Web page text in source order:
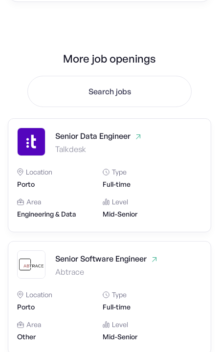
More job openings
Search jobs
Senior Data Engineer
Talkdesk
Location
Porto
Type
Full-time
Area
Engineering & Data
Level
Mid-Senior
Senior Software Engineer
Abtrace
Location
Porto
Type
Full-time
Area
Other
Level
Mid-Senior